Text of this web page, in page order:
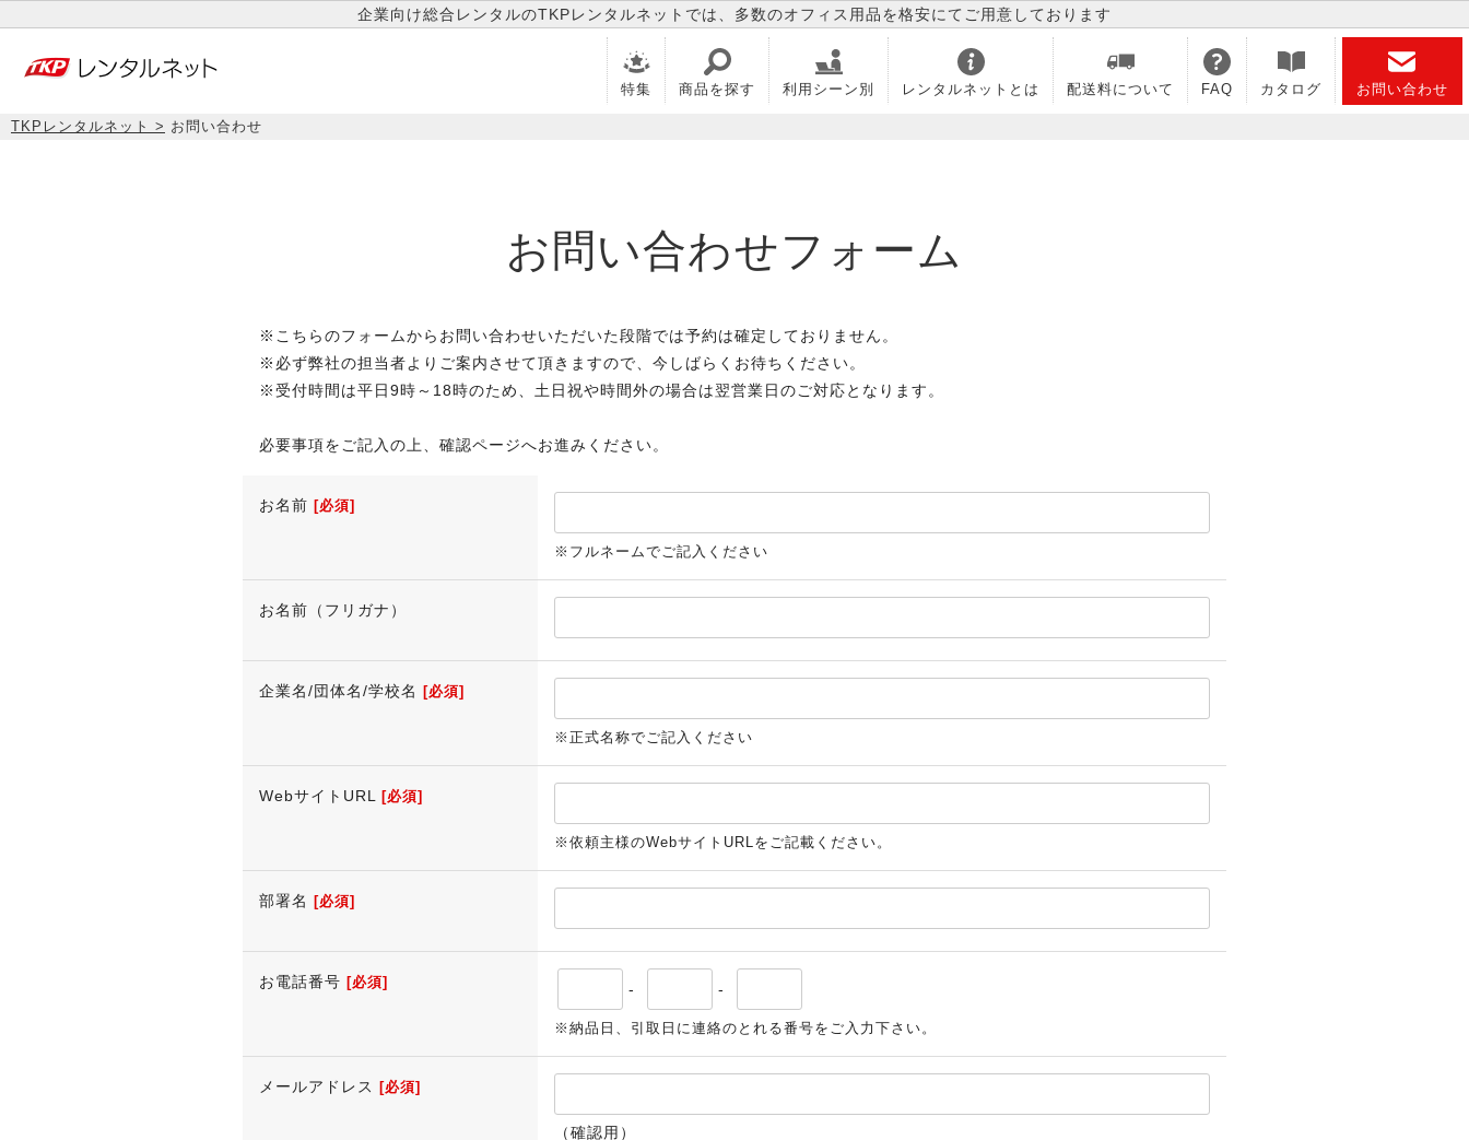
企業向け総合レンタルのTKPレンタルネットでは、多数のオフィス用品を格安にてご用意しております
特集 商品を探す 利用シーン別 レンタルネットとは 配送料について FAQ カタログ お問い合わせ
TKPレンタルネット お問い合わせ
お問い合わせフォーム
※こちらのフォームからお問い合わせいただいた段階では予約は確定しておりません。
※必ず弊社の担当者よりご案内させて頂きますので、今しばらくお待ちください。
※受付時間は平日9時～18時のため、土日祝や時間外の場合は翌営業日のご対応となります。
必要事項をご記入の上、確認ページへお進みください。
お名前 [必須]
※フルネームでご記入ください
お名前（フリガナ）
企業名/団体名/学校名 [必須]
※正式名称でご記入ください
WebサイトURL [必須]
※依頼主様のWebサイトURLをご記載ください。
部署名 [必須]
お電話番号 [必須] - -
※納品日、引取日に連絡のとれる番号をご入力下さい。
メールアドレス [必須]
（確認用）